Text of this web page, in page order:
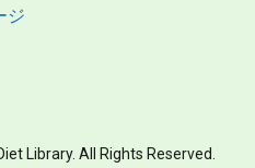
ジ
Library. All Rights Reserved.